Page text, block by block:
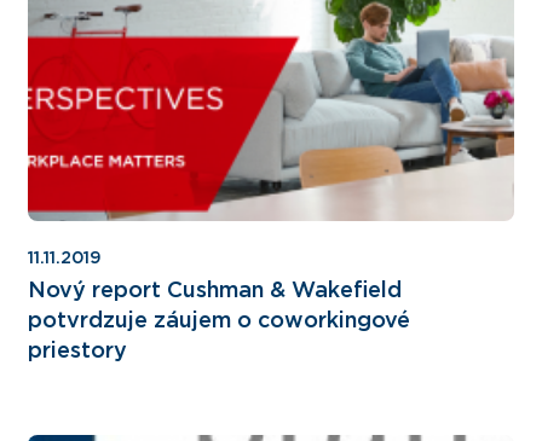
11.11.2019
Nový report Cushman & Wakefield
potvrdzuje záujem o coworkingové
priestory